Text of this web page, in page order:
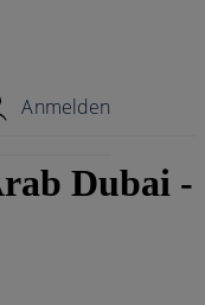
Anmelden
Dubai -